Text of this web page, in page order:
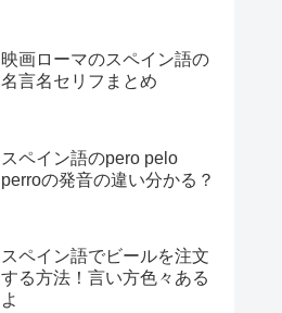
映画ローマのスペイン語の
名言名セリフまとめ
スペイン語のpero pelo
perroの発音の違い分かる？
スペイン語でビールを注文
する方法！言い方色々ある
よ